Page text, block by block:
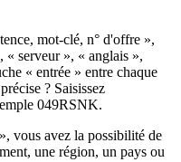
mot-clé, n° d'offre »,
« serveur », « anglais »,
« entrée » entre chaque
? Saisissez
049RSNK.
vous avez la possibilité de
une région, un pays ou